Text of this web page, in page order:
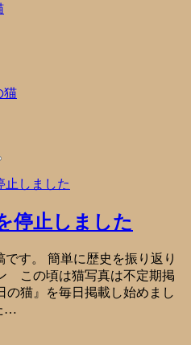
猫
停止しました
です。 簡単に歴史を振り返り
この頃は猫写真は不定期掲
猫』を毎日掲載し始めまし
…